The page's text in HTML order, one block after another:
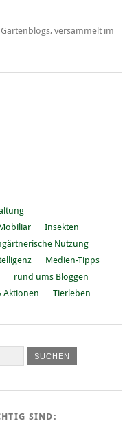
versammelt im
Insekten
Nutzung
Medien-Tipps
rund ums Bloggen
Aktionen Tierleben
SIND: